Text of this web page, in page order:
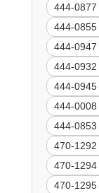
444-0877
444-
444-
444-0932
444-
444-
444-
470-
470-
470-